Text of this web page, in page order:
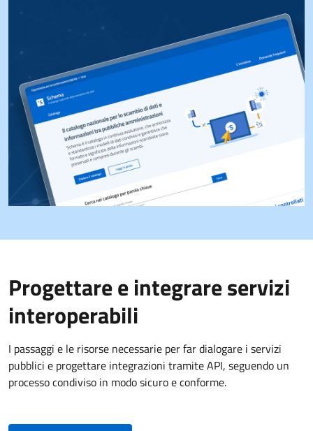
Progettare e integrare servizi
interoperabili
I passaggi e le risorse necessarie per far dialogare i servizi
pubblici e progettare integrazioni tramite API, seguendo un
processo condiviso in modo sicuro e conforme.